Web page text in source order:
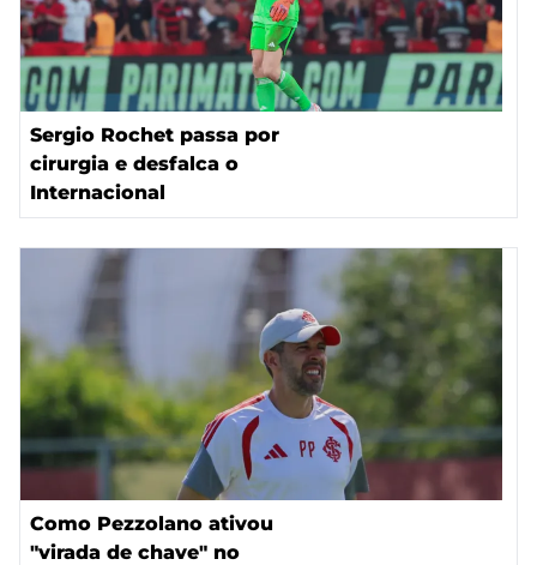
Sergio Rochet passa por
cirurgia e desfalca o
Internacional
Como Pezzolano ativou
"virada de chave" no